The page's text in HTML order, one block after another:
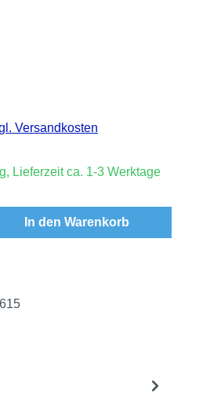
Versandkosten
Lieferzeit ca. 1-3 Werktage
Gib den gewünschten
In den Warenkorb